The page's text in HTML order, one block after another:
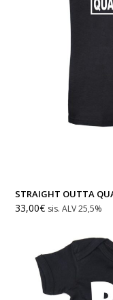
STRAIGHT OUTTA
33,00€ sis. ALV 25,5%